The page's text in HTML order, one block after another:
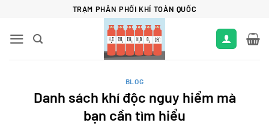
nội
TRẠM PHÂN PHỐI KHÍ TOÀN QUỐC
BLOG
Danh sách khí độc nguy hiểm mà
bạn cần tìm hiểu